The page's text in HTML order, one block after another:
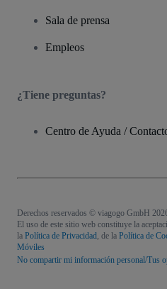
Sala de prensa
Empleos
¿Tiene preguntas?
Centro de Ayuda /
Derechos reservados © viagogo GmbH
El uso de este sitio web constituye la
la Política de Privacidad, de la Política de
Móviles
No compartir mi información personal/Tus